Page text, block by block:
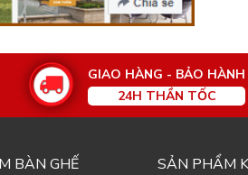
GIAO HÀNG - BẢO HÀNH
24H THẦN TỐC
BÀN GHẾ SẢN PHẨM